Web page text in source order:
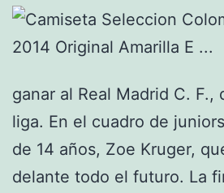
ganar al Real Madrid C. F.,
liga. En el cuadro de
de 14 años, Zoe Kruger,
delante todo el futuro. La